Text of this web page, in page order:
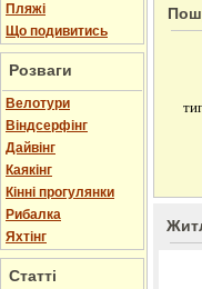
Пляжі
Що подивитись
Розваги
Велотури
Віндсерфінг
Дайвінг
Каякінг
Кінні прогулянки
Рибалка
Яхтінг
Статті